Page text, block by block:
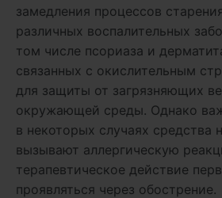
замедления процессов
различных воспалительных
том числе псориаза и
связанных с окислительным
для защиты от загрязняющих
окружающей среды. Однако
в некоторых случаях средства
вызывают аллергическую
терапевтическое действие
проявляться через обострение.